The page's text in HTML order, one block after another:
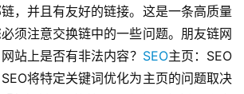
，并且有友好的链接。这是一条高质量
须注意交换链中的一些问题。朋友链网
站上是否有非法内容？ SEO主页：SEO
将特定关键词优化为主页的问题取决